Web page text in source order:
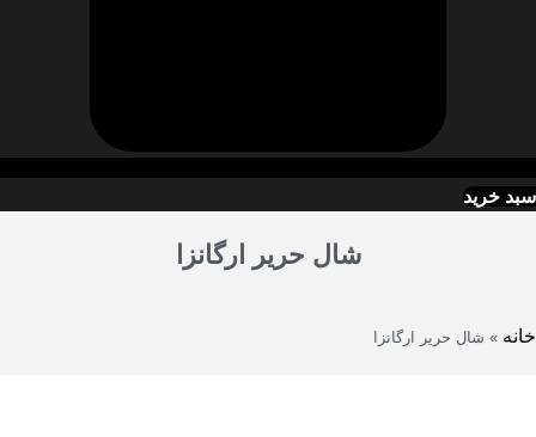
سبد خرید
شال حریر ارگانزا
خانه » شال حریر ارگانزا